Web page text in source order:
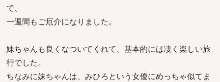
で、
一週間もご厄介になりました。
妹ちゃんも良くなついてくれて、基本的には凄く楽しい旅
行でした。
ちなみに妹ちゃんは、みひろという女優にめっちゃ似てま